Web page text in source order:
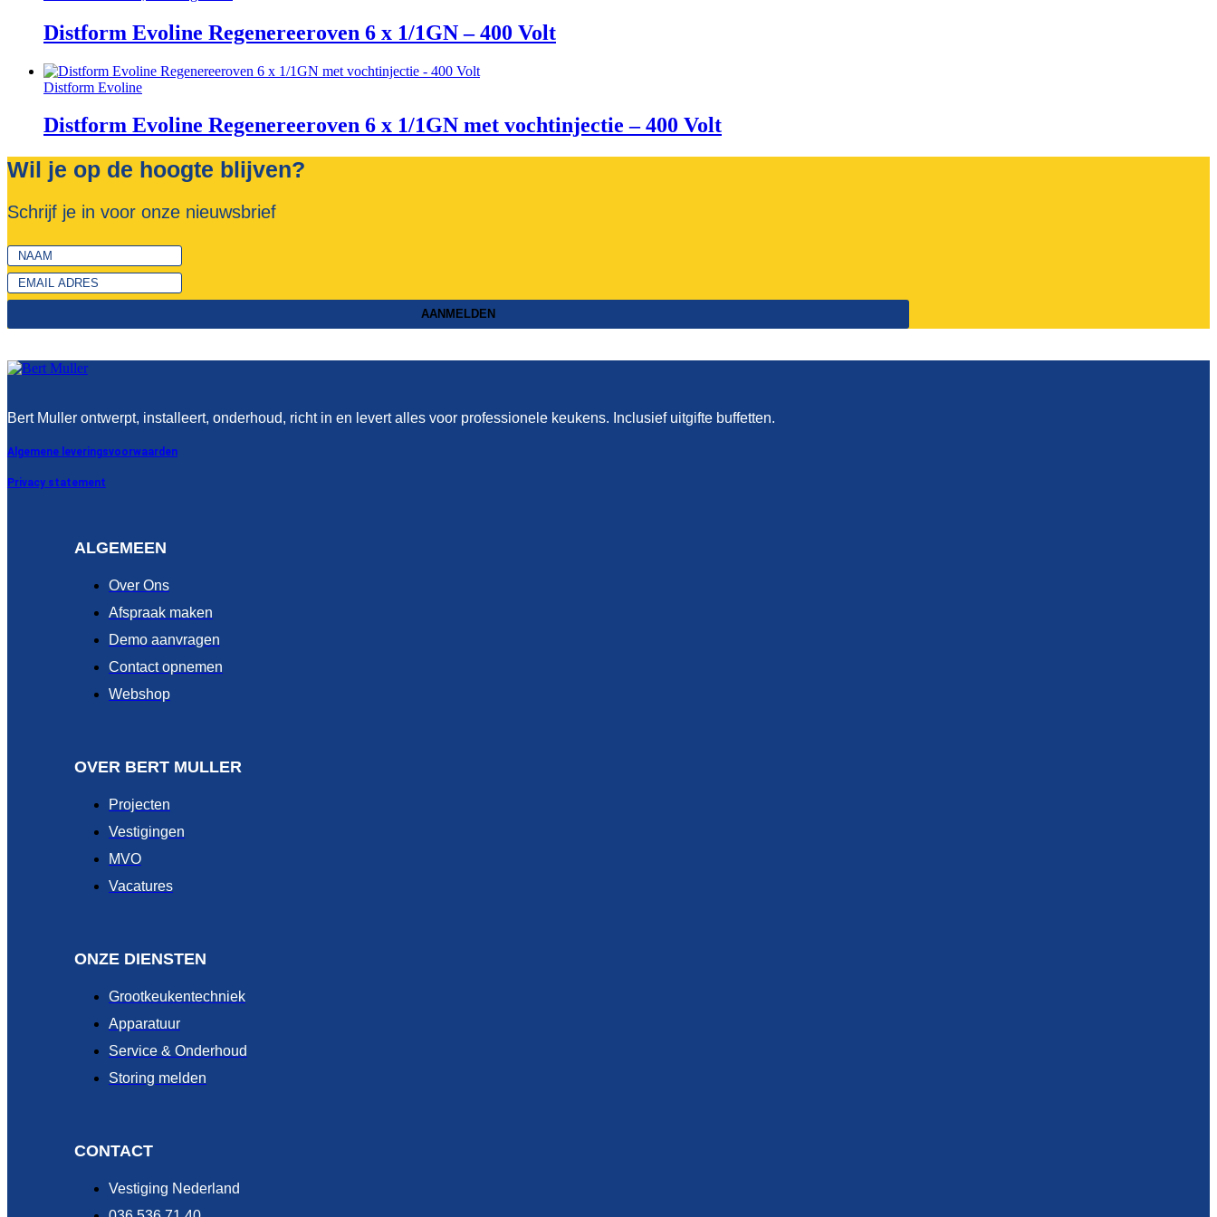
Distform Evoline Regenereeroven 6 x 1/1GN – 400 Volt
Distform Evoline
Distform Evoline Regenereeroven 6 x 1/1GN met vochtinjectie – 400 Volt
Wil je op de hoogte blijven?
Schrijf je in voor onze nieuwsbrief
AANMELDEN
Bert Muller ontwerpt, installeert, onderhoud, richt in en levert alles voor professionele keukens. Inclusief uitgifte buffetten.
Algemene leveringsvoorwaarden
Privacy statement
ALGEMEEN
Over Ons
Afspraak maken
Demo aanvragen
Contact opnemen
Webshop
OVER BERT MULLER
Projecten
Vestigingen
MVO
Vacatures
ONZE DIENSTEN
Grootkeukentechniek
Apparatuur
Service & Onderhoud
Storing melden
CONTACT
Vestiging Nederland